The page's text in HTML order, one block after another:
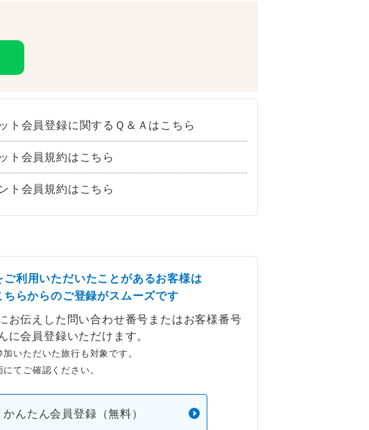
ト会員登録に関するＱ＆Ａはこちら
ト会員規約はこちら
ト会員規約はこちら
ご利用いただいたことがあるお客様は
ちらからのご登録がスムーズです
お伝えした問い合わせ番号またはお客様番号
に会員登録いただけます。
いただいた旅行も対象です。
てご確認ください。
かんたん会員登録（無料）